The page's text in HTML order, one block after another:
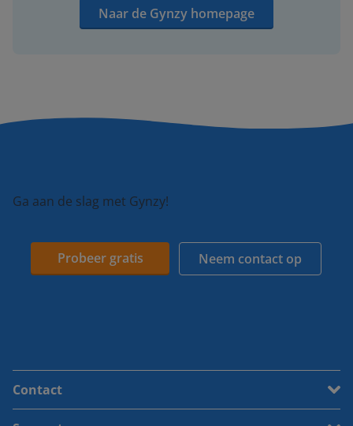
Naar de Gynzy homepage
Ga aan de slag met Gynzy!
Probeer gratis Neem contact op
Contact